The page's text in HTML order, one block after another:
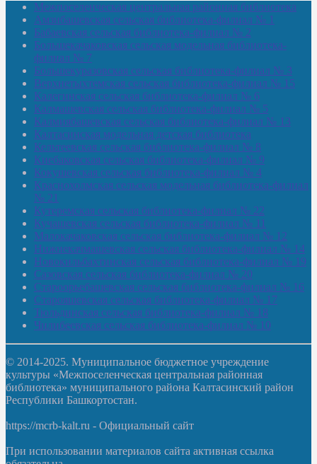
Межпоселенческая центральная районная библиотека
Амзибашевская сельская библиотека-филиал № 1
Бабаевская сельская библиотека-филиал № 2
Большекачаковская сельская модельная библиотека-
филиал № 7
Большекуразовская сельская библиотека-филиал № 3
Верхнетыхтемская сельская библиотека-филиал № 15
Калегинская сельская библиотека-филиал № 6
Калмашевская сельская библиотека-филиал № 5
Калмиябашевская сельская библиотека-филиал № 13
Калтасинская модельная детская библиотека
Кельтеевская сельская библиотека-филиал № 8
Киебаковская сельская библиотека-филиал № 9
Кокушевская сельская библиотека-филиал № 4
Краснохолмская сельская модельная библиотека-филиал
№ 21
Кутеремская сельская библиотека-филиал № 22
Кучашевская сельская библиотека-филиал № 11
Малокачаковская сельская библиотека-филиал № 12
Нижнекачмашевская сельская библиотека-филиал № 14
Новокильбахтинская сельская библиотека-филиал № 19
Сазовская сельская библиотека-филиал № 20
Староорьебашевская сельская библиотека-филиал № 16
Старояшевская сельская библиотека-филиал № 17
Тюльдинская сельская библиотека-филиал № 18
Чилибеевская сельская библиотека-филиал № 10
© 2014-2025. Муниципальное бюджетное учреждение
культуры «Межпоселенческая центральная районная
библиотека» муниципального района Калтасинский район
Республики Башкортостан.
https://mcrb-kalt.ru - Официальный сайт
При использовании материалов сайта активная ссылка